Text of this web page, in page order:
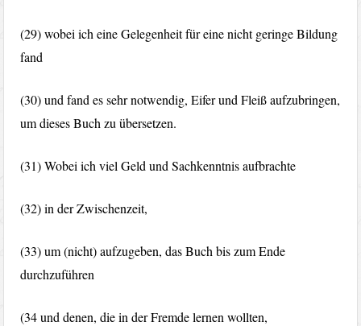
(29) wobei ich eine Gelegenheit für eine nicht geringe Bildung
fand
(30) und fand es sehr notwendig, Eifer und Fleiß aufzubringen,
um dieses Buch zu übersetzen.
(31) Wobei ich viel Geld und Sachkenntnis aufbrachte
(32) in der Zwischenzeit,
(33) um (nicht) aufzugeben, das Buch bis zum Ende
durchzuführen
(34 und denen, die in der Fremde lernen wollten,